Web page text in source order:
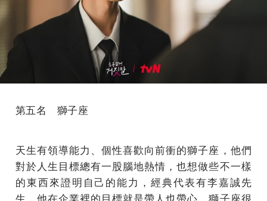
第五名 獅子座
天生有領導能力、個性喜歡向前衝的獅子座，他們
對於人生目標總有一股腦地熱情，也想做些不一樣
的東西來證明自己的能力，經典代表有李嘉誠先
生，他在企業裡的目標就是帶人也帶心，獅子座很